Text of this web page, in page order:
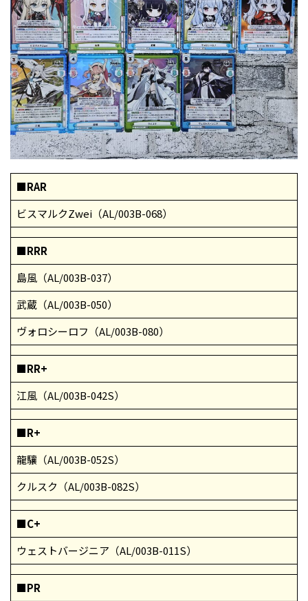
■RAR
ビスマルクZwei（AL/003B-068）
■RRR
島風（AL/003B-037）
武蔵（AL/003B-050）
ヴォロシーロフ（AL/003B-080）
■RR+
江風（AL/003B-042S）
■R+
龍驤（AL/003B-052S）
クルスク（AL/003B-082S）
■C+
ウェストバージニア（AL/003B-011S）
■PR